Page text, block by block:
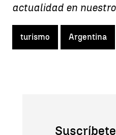
actualidad en nuestro
turismo Argentina